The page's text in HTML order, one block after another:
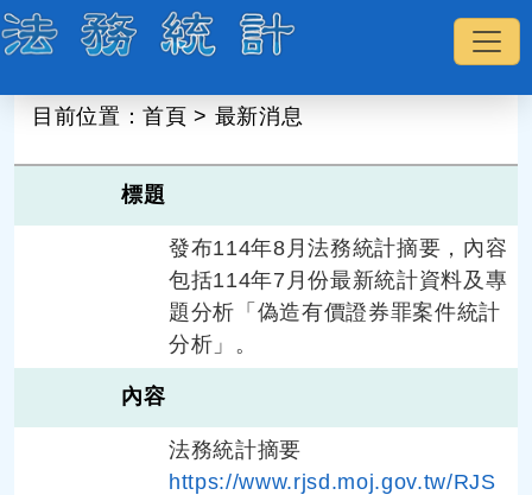
目前位置：首頁 > 最新消息
標題
發布114年8月法務統計摘要，內容
包括114年7月份最新統計資料及專
題分析「偽造有價證券罪案件統計
分析」。
內容
法務統計摘要
https://www.rjsd.moj.gov.tw/RJS